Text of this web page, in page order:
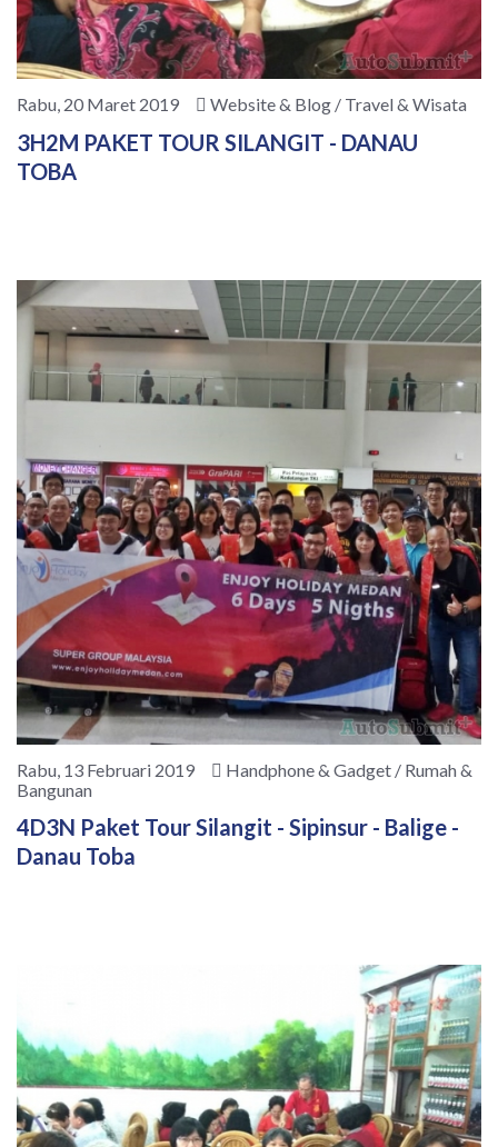
Rabu, 20 Maret 2019 Website & Blog / Travel & Wisata
3H2M PAKET TOUR SILANGIT - DANAU
TOBA
Rabu, 13 Februari 2019
Handphone & Gadget / Rumah &
Bangunan
4D3N Paket Tour Silangit - Sipinsur - Balige -
Danau Toba